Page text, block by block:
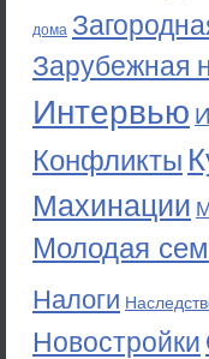
дома
Зарубежная
Интервью
Конфликты
Махинации
Молодая
Налоги
Новостройки